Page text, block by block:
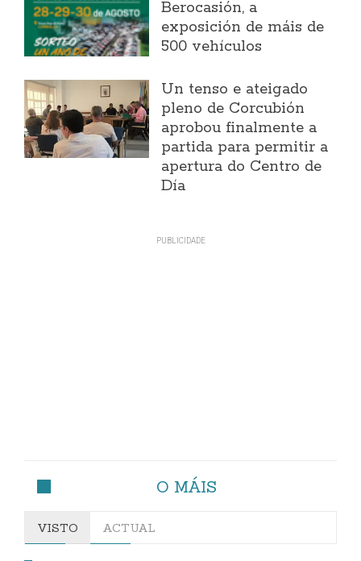
Berocasión, a
exposición de máis de
500 vehículos
Un tenso e ateigado
pleno de Corcubión
aprobou finalmente a
partida para permitir a
apertura do Centro de
Día
O MÁIS
VISTO ACTUAL